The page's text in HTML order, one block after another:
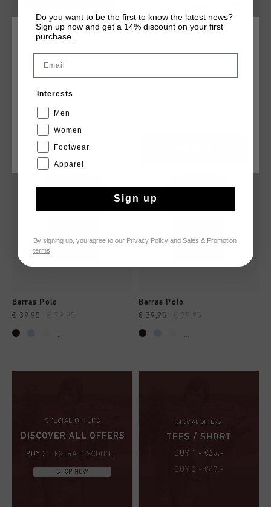
rebajas
Barras Polo
€ 39,95 € 79,95
Barras Polo
€ 39,95 € 79,95
ELIGE TU UBICACIÓN Y TU IDIOMA
CANCEL
Do you want to be the first to know the latest news?
Sign up now and get a 14% discount on your first
purchase.
Interests
Men
Women
Footwear
Apparel
Sign up
By signing up, you agree to our Privacy Policy and Sales & Promotion
terms